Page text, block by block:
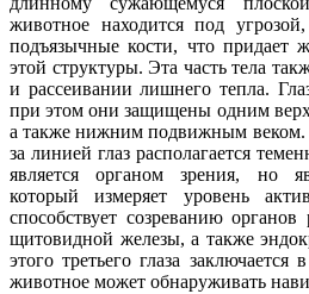
животное находится под
подъязычные кости, что придает
этой структуры. Эта часть тела
и рассеивании лишнего тепла.
при этом они защищены одним
а также нижним подвижным веком.
за линией глаз располагается
является органом зрения, но
который измеряет уровень
способствует созреванию
щитовидной железы, а также
этого третьего глаза
животное может обнаруживать